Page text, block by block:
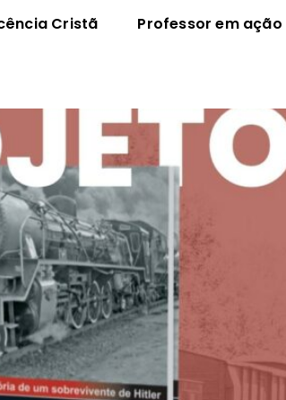
Cristã Professor em ação